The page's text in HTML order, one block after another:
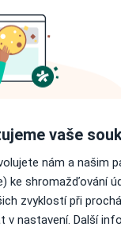
nejsou k
informace o
vaše
nám a našim
ke shromažďování
zvyklostí při
v nastavení. Další